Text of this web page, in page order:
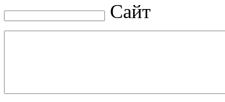
Сайт